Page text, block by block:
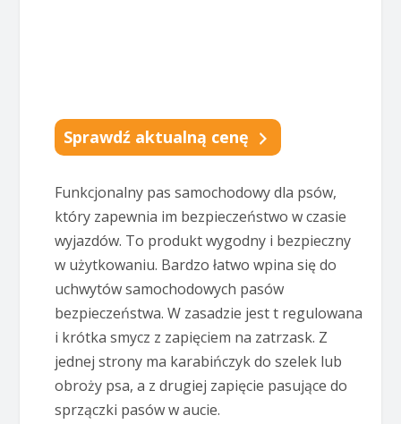
Sprawdź aktualną cenę
Funkcjonalny pas samochodowy dla psów,
który zapewnia im bezpieczeństwo w czasie
wyjazdów. To produkt wygodny i bezpieczny
w użytkowaniu. Bardzo łatwo wpina się do
uchwytów samochodowych pasów
bezpieczeństwa. W zasadzie jest t regulowana
i krótka smycz z zapięciem na zatrzask. Z
jednej strony ma karabińczyk do szelek lub
obroży psa, a z drugiej zapięcie pasujące do
sprzączki pasów w aucie.